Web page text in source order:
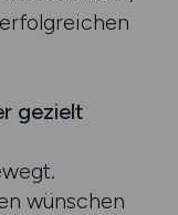
gezielt
wünschen